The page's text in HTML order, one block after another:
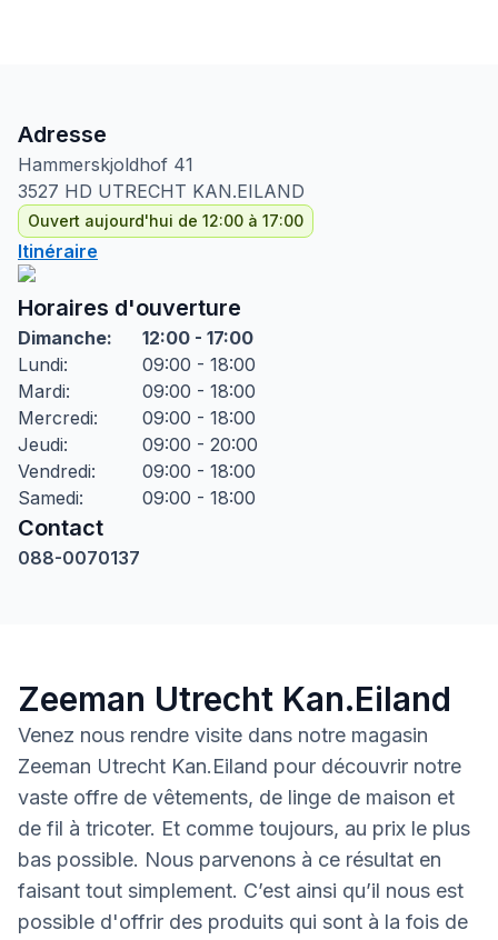
Adresse
Hammerskjoldhof 41
3527 HD UTRECHT KAN.EILAND
Ouvert aujourd'hui de 12:00 à 17:00
Itinéraire
Horaires d'ouverture
Dimanche:
12:00 - 17:00
Lundi:
09:00 - 18:00
Mardi:
09:00 - 18:00
Mercredi:
09:00 - 18:00
Jeudi:
09:00 - 20:00
Vendredi:
09:00 - 18:00
Samedi: 09:00 - 18:00
Contact
088-0070137
Zeeman Utrecht Kan.Eiland
Venez nous rendre visite dans notre magasin
Zeeman Utrecht Kan.Eiland pour découvrir notre
vaste offre de vêtements, de linge de maison et
de fil à tricoter. Et comme toujours, au prix le plus
bas possible. Nous parvenons à ce résultat en
faisant tout simplement. C’est ainsi qu’il nous est
possible d'offrir des produits qui sont à la fois de